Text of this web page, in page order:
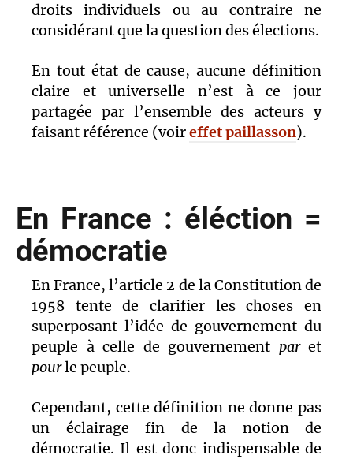
droits individuels ou au contraire ne
considérant que la question des élections.
En tout état de cause, aucune définition
claire et universelle n’est à ce jour
partagée par l’ensemble des acteurs y
faisant référence (voireffet paillasson).
En France : éléction =
démocratie
En France, l’article 2 de la Constitution de
1958 tente de clarifier les choses en
superposant l’idée de gouvernement du
peuple à celle de gouvernement par et
pourle peuple.
Cependant, cette définition ne donne pas
un éclairage fin de la notion de
démocratie. Il est donc indispensable de